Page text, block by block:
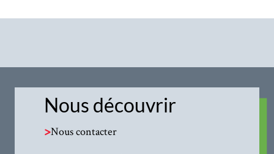
Nous découvrir
>Nous contacter